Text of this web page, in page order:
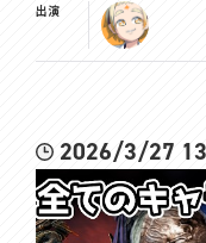
出演
2026/3/27